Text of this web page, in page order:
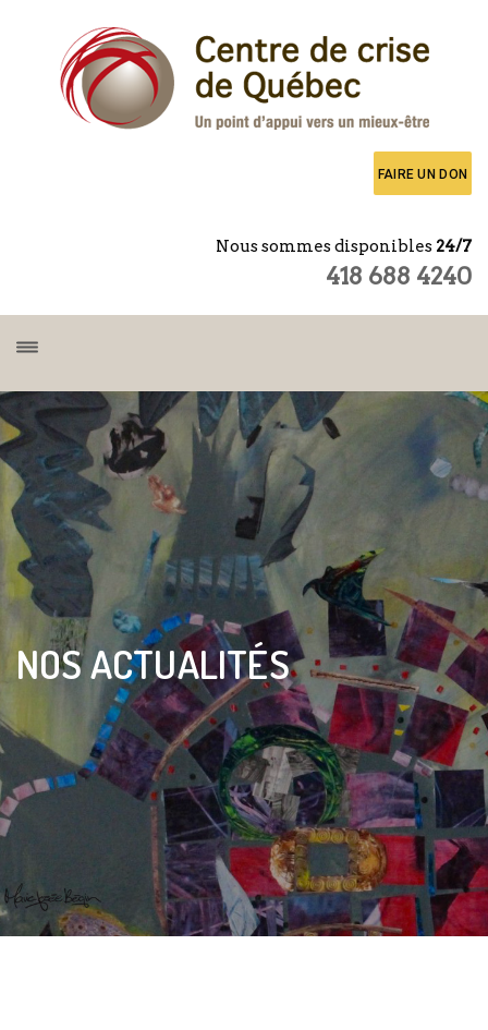
FAIRE UN DON
Nous sommes disponibles 24/7
418 688 4240
NOS ACTUALITÉS